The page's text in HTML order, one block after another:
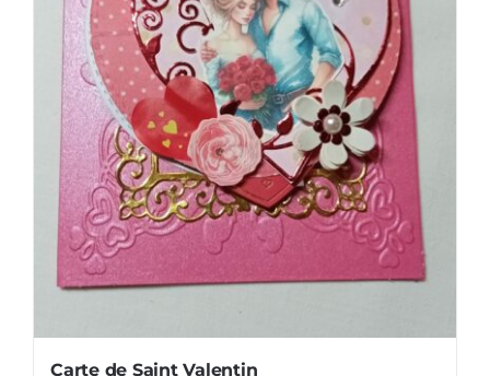
Carte de Saint Valentin